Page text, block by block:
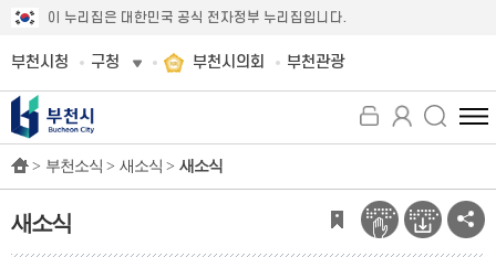
이 누리집은 대한민국 공식 전자정부 누리집입니다.
부천시청 구청 부천시의회 부천관광
전
체
뉴
보
기
> 부천소식 > 새소식 > 새소식
새소식